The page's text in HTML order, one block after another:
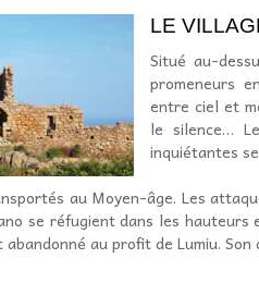
LE
Situé au-
promeneurs
entre ciel et
le silence…
inquiétantes
au Moyen-âge. Les
se réfugient dans les
au profit de Lumiu.